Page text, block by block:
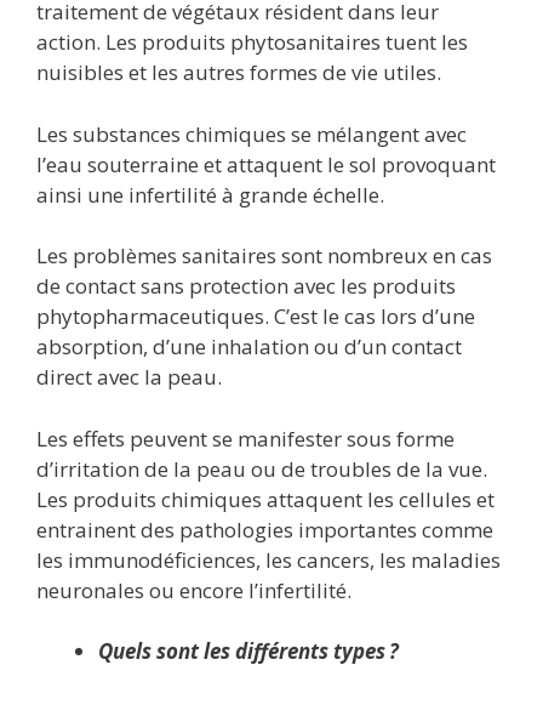
traitement de végétaux résident dans leur
action. Les produits phytosanitaires tuent les
nuisibles et les autres formes de vie utiles.
Les substances chimiques se mélangent avec
l’eau souterraine et attaquent le sol provoquant
ainsi une infertilité à grande échelle.
Les problèmes sanitaires sont nombreux en cas
de contact sans protection avec les produits
phytopharmaceutiques. C’est le cas lors d’une
absorption, d’une inhalation ou d’un contact
direct avec la peau.
Les effets peuvent se manifester sous forme
d’irritation de la peau ou de troubles de la vue.
Les produits chimiques attaquent les cellules et
entrainent des pathologies importantes comme
les immunodéficiences, les cancers, les maladies
neuronales ou encore l’infertilité.
Quels sont les différents types ?